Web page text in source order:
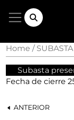
Home
Subasta
Fecha de cierre
ANTERIOR